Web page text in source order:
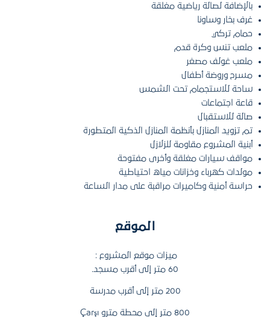
بالإضافة لصالة رياضية مغلقة
غرف بخار وساونا
حمام تركي
ملعب تنس وكرة قدم
ملعب غولف مصغر
مسرح وروضة أطفال
ساحة للاستجمام تحت الشمس
قاعة اجتماعات
صالة للاستقبال
تم تزويد المنازل بأنظمة المنازل الذكية المتطورة
أبنية المشروع مقاومة للزلازل
مواقف سيارات مغلقة وأخرى مفتوحة
مولدات كهرباء وخزانات مياه احتياطية
حراسة أمنية وكاميرات مراقبة على مدار الساعة
الموقع
ميزات موقع المشروع :
60 متر إلى أقرب مسجد.
200 متر إلى أقرب مدرسة
800 متر إلى محطة مترو Çarşı